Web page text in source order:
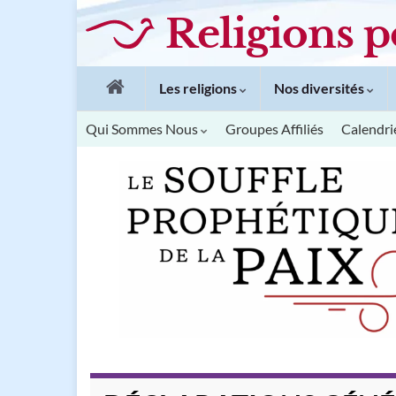
Religions
Les religions Nos diversités
Qui Sommes Nous Groupes Affiliés